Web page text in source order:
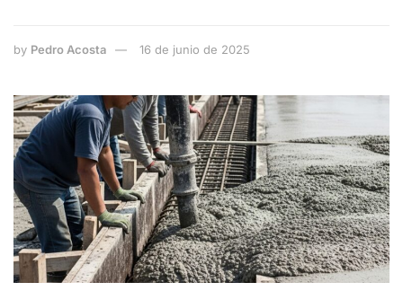
by Pedro Acosta 16 de junio de 2025